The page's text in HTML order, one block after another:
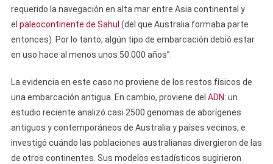
requerido la navegación en alta mar entre Asia continental y
el paleocontinente de Sahul (del que Australia formaba parte
entonces). Por lo tanto, algún tipo de embarcación debió estar
en uso hace al menos unos 50.000 años”.
La evidencia en este caso no proviene de los restos físicos de
una embarcación antigua. En cambio, proviene del ADN: un
estudio reciente analizó casi 2500 genomas de aborígenes
antiguos y contemporáneos de Australia y países vecinos, e
investigó cuándo las poblaciones australianas divergieron de las
de otros continentes. Sus modelos estadísticos sugirieron